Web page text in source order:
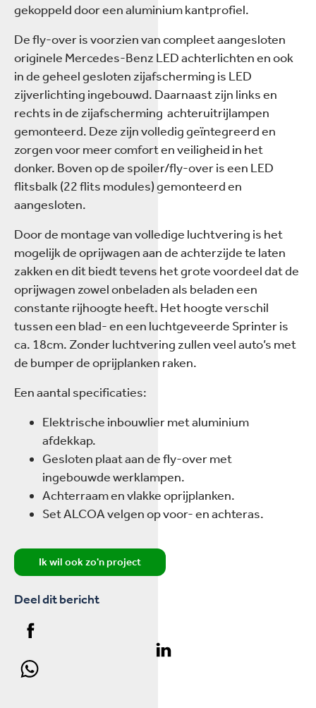
gekoppeld door een aluminium kantprofiel.
De fly-over is voorzien van compleet aangesloten
originele Mercedes-Benz LED achterlichten en ook
in de geheel gesloten zijafscherming is LED
zijverlichting ingebouwd. Daarnaast zijn links en
rechts in de zijafscherming achteruitrijlampen
gemonteerd. Deze zijn volledig geïntegreerd en
zorgen voor meer comfort en veiligheid in het
donker. Boven op de spoiler/fly-over is een LED
flitsbalk (22 flits modules) gemonteerd en
aangesloten.
Door de montage van volledige luchtvering is het
mogelijk de oprijwagen aan de achterzijde te laten
zakken en dit biedt tevens het grote voordeel dat de
oprijwagen zowel onbeladen als beladen een
constante rijhoogte heeft. Het hoogte verschil
tussen een blad- en een luchtgeveerde Sprinter is
ca. 18cm. Zonder luchtvering zullen veel auto’s met
de bumper de oprijplanken raken.
Een aantal specificaties:
Elektrische inbouwlier met aluminium
afdekkap.
Gesloten plaat aan de fly-over met
ingebouwde werklampen.
Achterraam en vlakke oprijplanken.
Set ALCOA velgen op voor- en achteras.
Ik wil ook zo'n project
Deel dit bericht